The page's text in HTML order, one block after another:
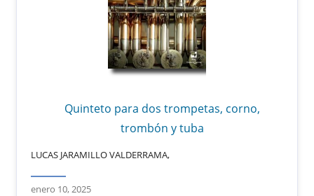
Quinteto para dos trompetas, corno,
trombón y tuba
LUCAS JARAMILLO VALDERRAMA,
enero 10, 2025